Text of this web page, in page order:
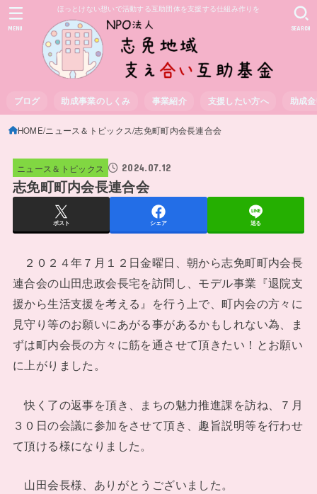
ほっとけない想いで活動する互助団体を支援する仕組み作りを
ブログ 助成事業のしくみ 事業紹介 支援したい方へ 助成
SEARCH
MENU
HOME ニュース＆トピックス 志免町町内会長連合会
ニュース＆トピックス 2024.07.12
志免町町内会長連合会
ポスト シェア 送る
２０２４年７月１２日金曜日、朝から志免町町内会長
連合会の山田忠政会長宅を訪問し、モデル事業『退院支
援から生活支援を考える』を行う上で、町内会の方々に
見守り等のお願いにあがる事があるかもしれない為、ま
ずは町内会長の方々に筋を通させて頂きたい！とお願い
に上がりました。
快く了の返事を頂き、まちの魅力推進課を訪ね、７月
３０日の会議に参加をさせて頂き、趣旨説明等を行わせ
て頂ける様になりました。
山田会長様、ありがとうございました。